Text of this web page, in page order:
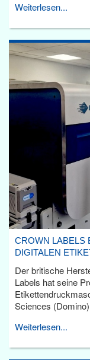
Weiterlesen...
CROWN LABELS
DIGITALEN
Der britische
Labels hat seine
Sciences
Weiterlesen...